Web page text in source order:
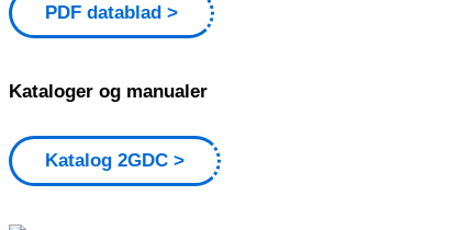
PDF datablad
Kataloger og manualer
Katalog 2GDC